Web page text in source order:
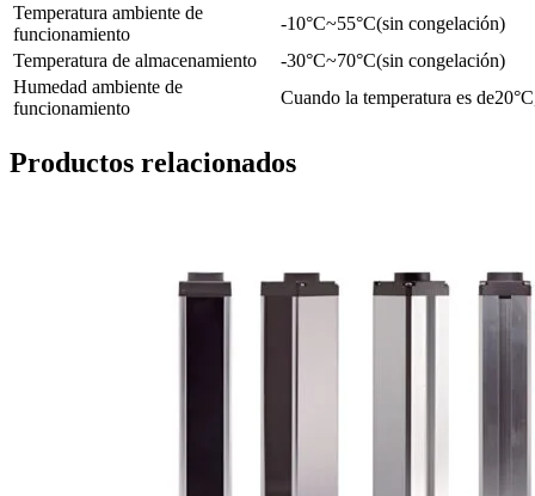
Temperatura ambiente de
funcionamiento
-10°C~55°C(sin congelación)
Temperatura de almacenamiento
-30°C~70°C(sin congelación)
Humedad ambiente de
funcionamiento
Cuando la temperatura es
Productos relacionados